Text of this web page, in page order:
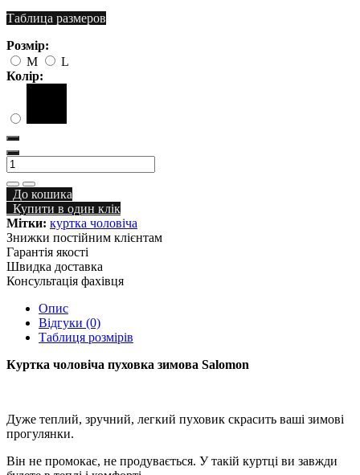
Таблица размеров
Розмір:
M
L
Колір:
До кошика
Купити в один клік
Мітки: куртка чоловіча
Знижки постійним клієнтам
Гарантія якості
Швидка доставка
Консультація фахівця
Опис
Відгуки (0)
Таблиця розмірів
Куртка чоловіча пуховка зимова Salomon
Дуже теплий, зручний, легкий пуховик скрасить ваші зимові
прогулянки.
Він не промокає, не продувається. У такій куртці ви завжди